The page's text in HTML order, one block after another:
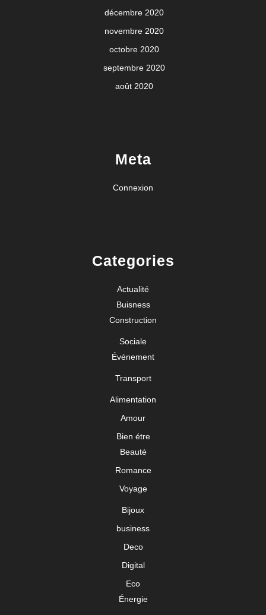
décembre 2020
novembre 2020
octobre 2020
septembre 2020
août 2020
Meta
Connexion
Categories
Actualité
Buisness
Construction
Sociale
Événement
Transport
Alimentation
Amour
Bien étre
Beauté
Romance
Voyage
Bijoux
business
Deco
Digital
Eco
Énergie